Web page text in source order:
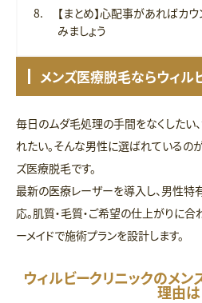
【まとめ】心配事があればカ
みましょう
メンズ医療脱毛ならウィル
毎日のムダ毛処理の手間をなくしたい
れたい。そんな男性に選ばれているの
ズ医療脱毛です。
最新の医療レーザーを導入し、男性特
応。肌質・毛質・ご希望の仕上がりに
ーメイドで施術プランを設計します。
ウィルビークリニックのメ
理由は